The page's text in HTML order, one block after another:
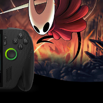
Knight: Silksong
XBOX Ally X